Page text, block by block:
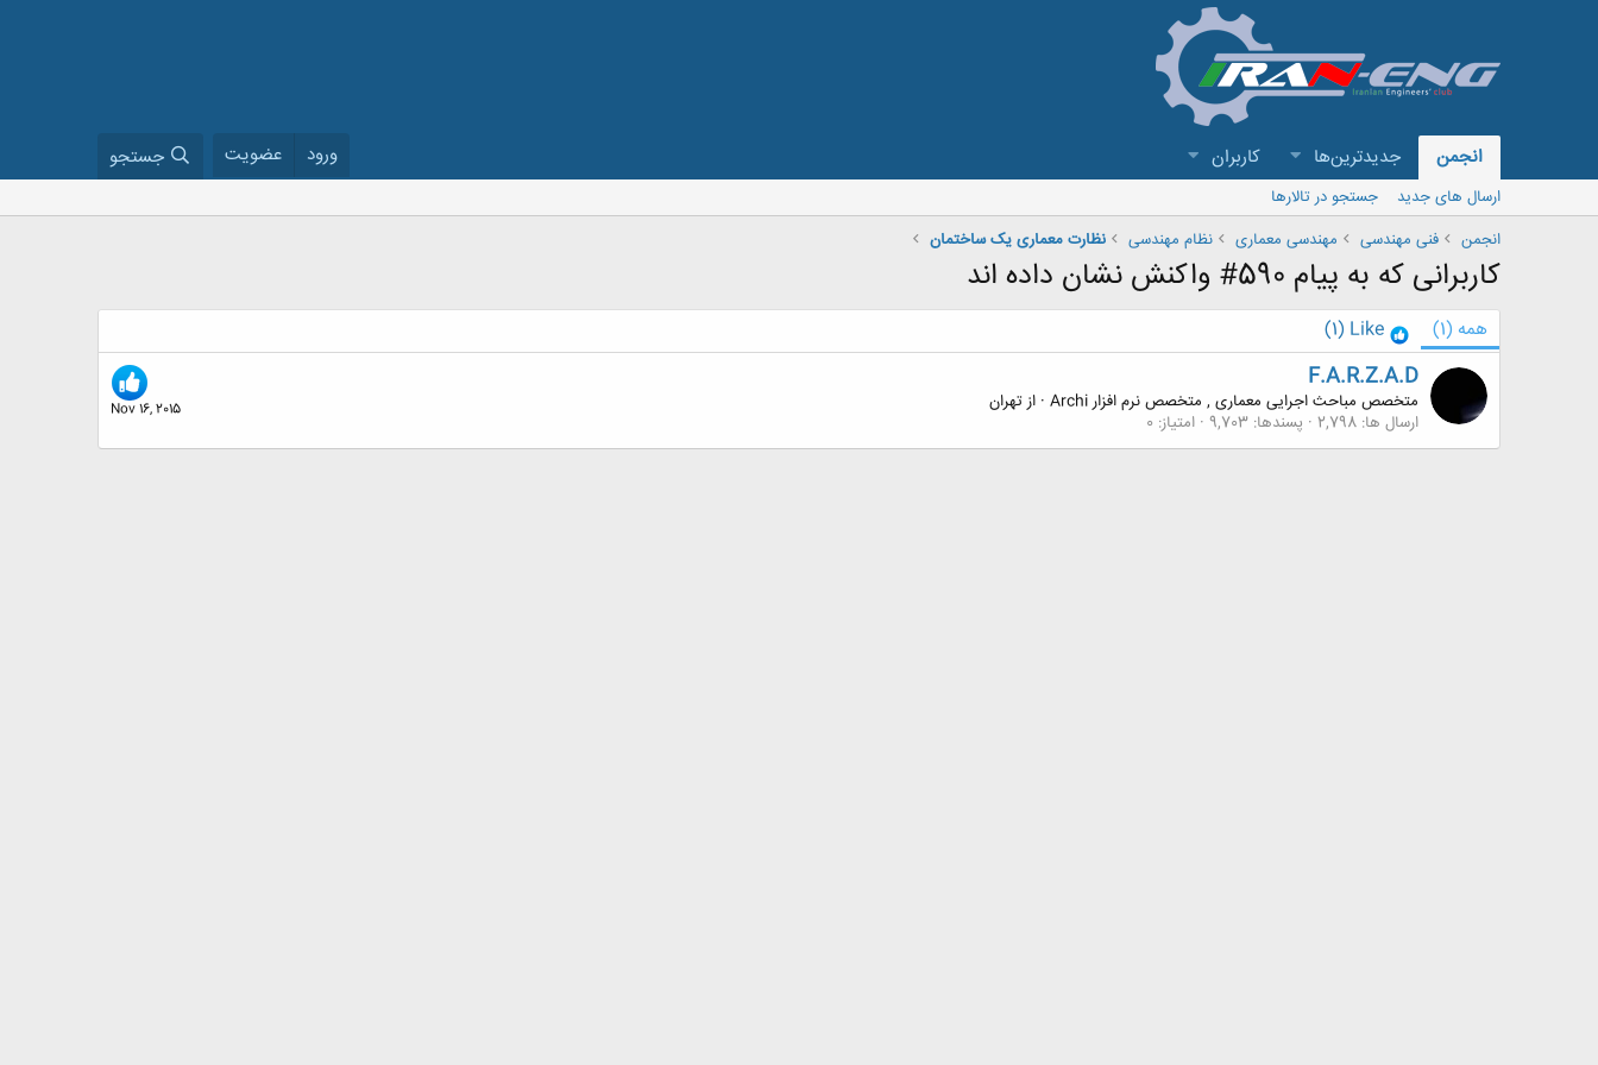
انجمن جدیدترین‌ها کاربران ورود عضویت جستجو
ارسال های جدید
جستجو در تالارها
انجمن
فنی مهندسی مهندسی معماری نظام مهندسی نظارت معماری یک ساختمان
کاربرانی که به پیام 590# واکنش نشان داده اند
همه (1)
Like
(1)
Nov 16, 2015
F.A.R.Z.A.D
متخصص مباحث اجرایی معماری , متخصص نرم افزار Archi · ازتهران
ارسال ها 2,798 پسندها 9,703 امتیاز 0